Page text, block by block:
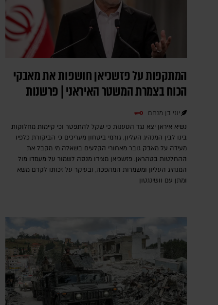
המתקפות על פזשכיאן חושפות את מאבקי
הכוח בצמרת המשטר האיראני | פרשנות
יוני בן מנחם
נשיא איראן יצא נגד הטענות כי שקל להתפטר וכי קיימות מחלוקות
בינו לבין המנהיג העליון. גורמי ביטחון מעריכים כי הביקורת כלפיו
מעידה על מאבק גובר מאחורי הקלעים בשאלה מי מקבל את
ההחלטות בטהראן. פזשכיאן מצידו מנסה לשמור על מעמדו מול
המנהיג העליון ומשמרות המהפכה, ובעיקר על זכותו לקדם משא
ומתן עם וושינגטון